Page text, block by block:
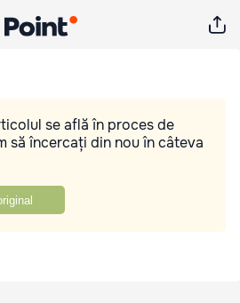
se află în proces de
să încercați din nou în câteva